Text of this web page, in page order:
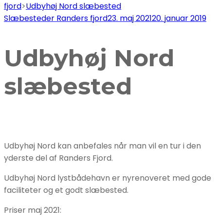
fjord>Udbyhøj Nord slæbested
Slæbesteder Randers fjord23. maj 202120. januar 2019
Udbyhøj Nord
slæbested
Udbyhøj Nord kan anbefales når man vil en tur i den
yderste del af Randers Fjord.
Udbyhøj Nord lystbådehavn er nyrenoveret med gode
faciliteter og et godt slæbested.
Priser maj 2021: